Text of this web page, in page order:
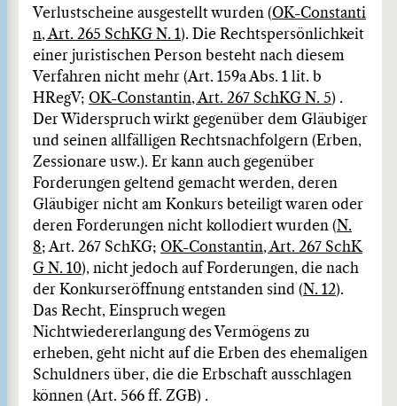
Verlustscheine ausgestellt wurden (OK-Constanti
n, Art. 265 SchKG N. 1). Die Rechtspersönlichkeit
einer juristischen Person besteht nach diesem
Verfahren nicht mehr (Art. 159a Abs. 1 lit. b
HRegV; OK-Constantin, Art. 267 SchKG N. 5) .
Der Widerspruch wirkt gegenüber dem Gläubiger
und seinen allfälligen Rechtsnachfolgern (Erben,
Zessionare usw.). Er kann auch gegenüber
Forderungen geltend gemacht werden, deren
Gläubiger nicht am Konkurs beteiligt waren oder
deren Forderungen nicht kollodiert wurden (N.
8; Art. 267 SchKG; OK-Constantin, Art. 267 SchK
G N. 10), nicht jedoch auf Forderungen, die nach
der Konkurseröffnung entstanden sind (N. 12).
Das Recht, Einspruch wegen
Nichtwiedererlangung des Vermögens zu
erheben, geht nicht auf die Erben des ehemaligen
Schuldners über, die die Erbschaft ausschlagen
können (Art. 566 ff. ZGB) .